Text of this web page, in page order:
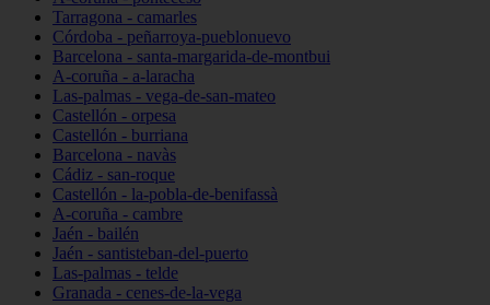
Tarragona - camarles
Córdoba - peñarroya-pueblonuevo
Barcelona - santa-margarida-de-montbui
A-coruña - a-laracha
Las-palmas - vega-de-san-mateo
Castellón - orpesa
Castellón - burriana
Barcelona - navàs
Cádiz - san-roque
Castellón - la-pobla-de-benifassà
A-coruña - cambre
Jaén - bailén
Jaén - santisteban-del-puerto
Las-palmas - telde
Granada - cenes-de-la-vega